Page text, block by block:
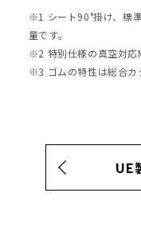
※1 シート90°掛け、標
量です。
※2 特別仕様の真空対応
※3 ゴムの特性は総合カ
UE